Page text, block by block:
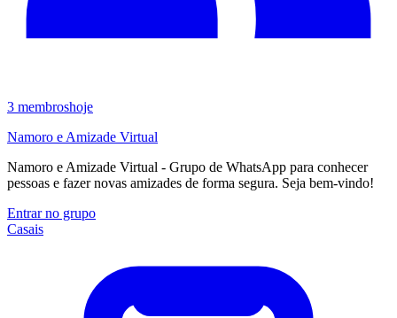
3 membroshoje
Namoro e Amizade Virtual
Namoro e Amizade Virtual - Grupo de WhatsApp para conhecer
pessoas e fazer novas amizades de forma segura. Seja bem-vindo!
Entrar no grupo
Casais